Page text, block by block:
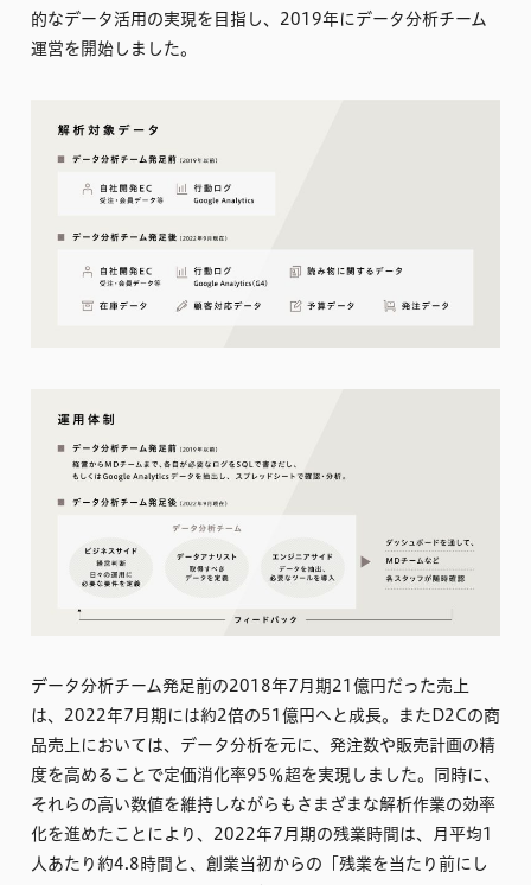
的なデータ活用の実現を目指し、2019年にデータ分析チーム
運営を開始しました。
データ分析チーム発足前の2018年7月期21億円だった売上
は、2022年7月期には約2倍の51億円へと成長。またD2Cの商
品売上においては、データ分析を元に、発注数や販売計画の精
度を高めることで定価消化率95％超を実現しました。同時に、
それらの高い数値を維持しながらもさまざまな解析作業の効率
化を進めたことにより、2022年7月期の残業時間は、月平均1
人あたり約4.8時間と、創業当初からの「残業を当たり前にし